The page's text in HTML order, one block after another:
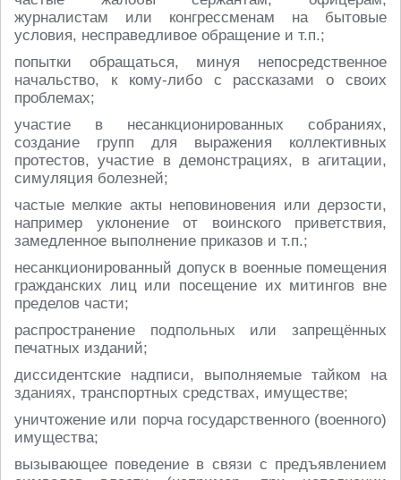
журналистам или конгрессменам на бытовые
условия, несправедливое обращение и т.п.;
попытки обращаться, минуя непосредственное
начальство, к кому-либо с рассказами о своих
проблемах;
участие в несанкционированных собраниях,
создание групп для выражения коллективных
протестов, участие в демонстрациях, в агитации,
симуляция болезней;
частые мелкие акты неповиновения или дерзости,
например уклонение от воинского приветствия,
замедленное выполнение приказов и т.п.;
несанкционированный допуск в военные помещения
гражданских лиц или посещение их митингов вне
пределов части;
распространение подпольных или запрещённых
печатных изданий;
диссидентские надписи, выполняемые тайком на
зданиях, транспортных средствах, имуществе;
уничтожение или порча государственного (военного)
имущества;
вызывающее поведение в связи с предъявлением